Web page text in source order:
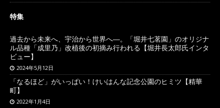
特集
過去から未来へ、宇治から世界へ―。「堀井七茗園」のオリジナ
ル品種「成里乃」改植後の初摘み行われる【堀井長太郎氏インタ
ビュー】
2024年5月12日
「なるほど」がいっぱい！けいはんな記念公園のヒミツ【精華
町】
2022年1月4日